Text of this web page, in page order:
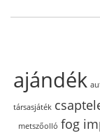
ajándék
társasjáték
metszőolló fog